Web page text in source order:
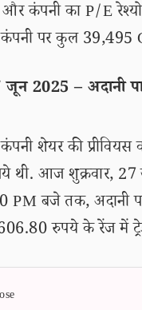
कंपनी का P/E
कंपनी पर कुल 39,495
जून 2025 – अदानी
शेयर की
थी. आज शुक्रवार, 27
PM बजे तक, अदानी
रुपये के रेंज में